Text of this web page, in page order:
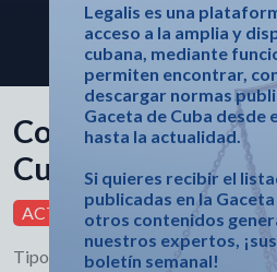
Legalis es una
acceso a la amplia y
cubana, mediante
permiten encontrar,
descargar normas
Gaceta de Cuba desde
hasta la actualidad.
Si quieres recibir el
publicadas en la
otros contenidos
nuestros expertos,
boletín semanal!
OTRAS OPCIONES
Constitución de
Cuba
ACTIVA
Tipo: